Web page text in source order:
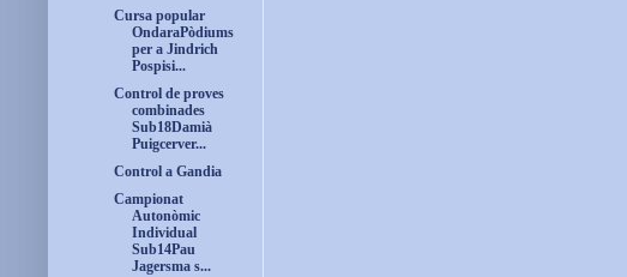
Cursa popular
OndaraPòdiums
per a Jindrich
Pospisi...
Control de proves
combinades
Sub18Damià
Puigcerver...
Control a Gandia
Campionat
Autonòmic
Individual
Sub14Pau
Jagersma s...